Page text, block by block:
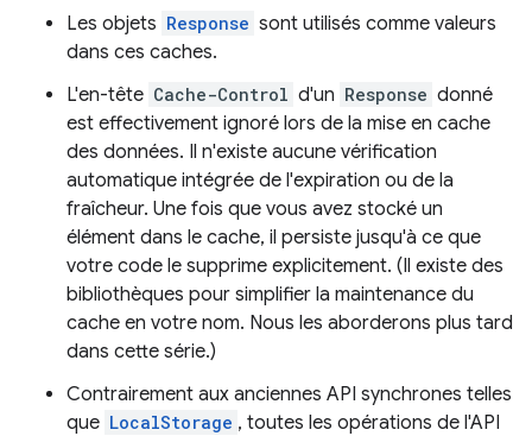
Les objets Response sont utilisés comme valeurs
dans ces caches.
L'en-tête Cache-Control d'un Response donné
est effectivement ignoré lors de la mise en cache
des données. Il n'existe aucune vérification
automatique intégrée de l'expiration ou de la
fraîcheur. Une fois que vous avez stocké un
élément dans le cache, il persiste jusqu'à ce que
votre code le supprime explicitement. (Il existe des
bibliothèques pour simplifier la maintenance du
cache en votre nom. Nous les aborderons plus tard
dans cette série.)
Contrairement aux anciennes API synchrones telles
que LocalStorage , toutes les opérations de l'API